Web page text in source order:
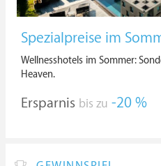
Spezialpreise im
Wellnesshotels im Sommer:
Heaven.
Ersparnis bis zu -20 %